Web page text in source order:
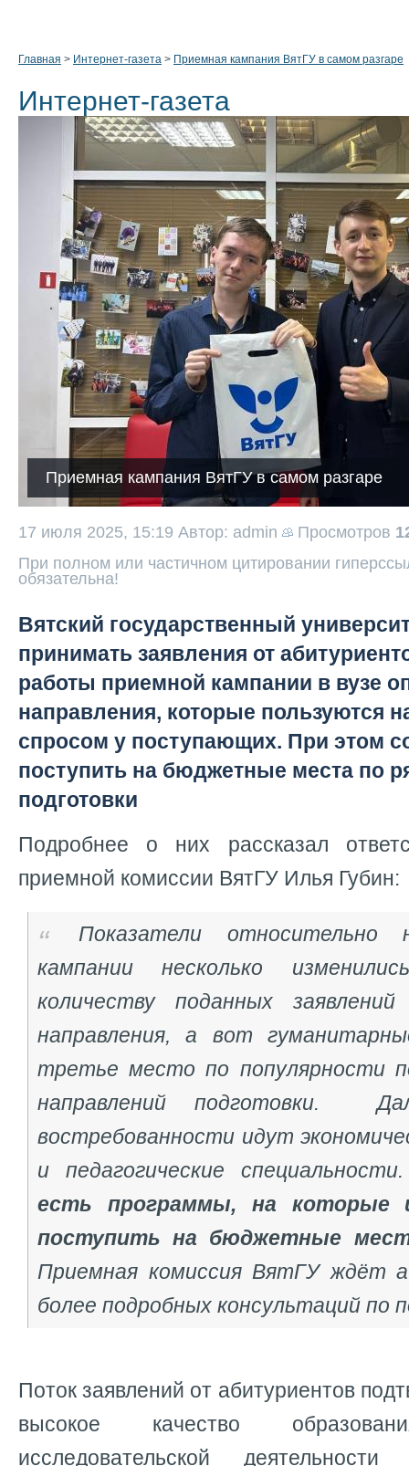
Главная > Интернет-газета > Приемная кампания ВятГУ в самом разгаре
Интернет-газета
Приемная кампания ВятГУ в самом разгаре
17 июля 2025, 15:19 Автор: admin Просмотров
При полном или частичном цитировании
обязательна!
Вятский государственный
принимать заявления от
работы приемной кампании в вузе
направления, которые пользуются
спросом у поступающих. При этом
поступить на бюджетные места по
подготовки
Подробнее о них рассказал
приемной комиссии ВятГУ Илья Губин:
Показатели относительно
кампании несколько
количеству поданных
направления, а вот
третье место по популярности
направлений подготовки.
востребованности идут
и педагогические
есть программы, на которые
поступить на бюджетные
Приемная комиссия ВятГУ ждёт
более подробных консультаций по
Поток заявлений от абитуриентов
высокое качество
исследовательской